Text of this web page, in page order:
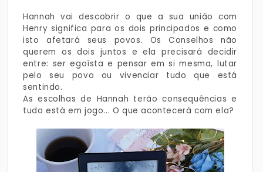
Hannah vai descobrir o que a sua união com
Henry significa para os dois principados e como
isto afetará seus povos. Os Conselhos não
querem os dois juntos e ela precisará decidir
entre: ser egoísta e pensar em si mesma, lutar
pelo seu povo ou vivenciar tudo que está
sentindo.
As escolhas de Hannah terão consequências e
tudo está em jogo... O que acontecerá com ela?